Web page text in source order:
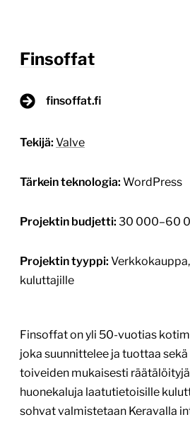
Finsoffat
finsoffat.fi
Tekijä: Valve
Tärkein teknologia: WordPress
Projektin budjetti: 30 000–60
Projektin tyyppi:
kuluttajille
Finsoffat on yli 50-vuotias
joka suunnittelee ja tuottaa
toiveiden mukaisesti
huonekaluja laatutietoisille
sohvat valmistetaan Keravalla